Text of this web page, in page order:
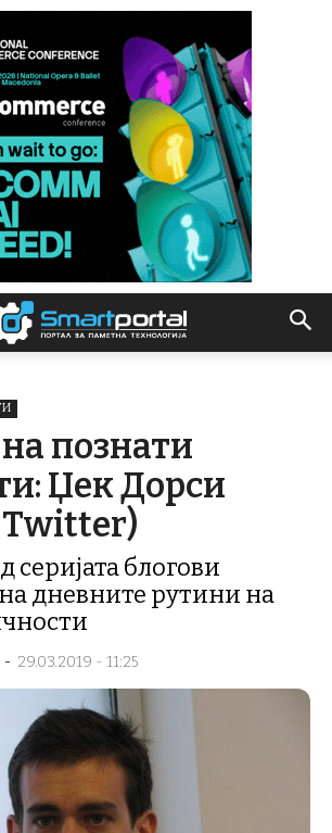
познати
Џек Дорси
Twitter)
серијата блогови
дневните рутини на
- 29.03.2019 - 11:25